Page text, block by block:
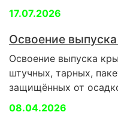
17.07.2026
Освоение
Освоение выпуска
штучных, тарных,
защищённых от
08.04.2026